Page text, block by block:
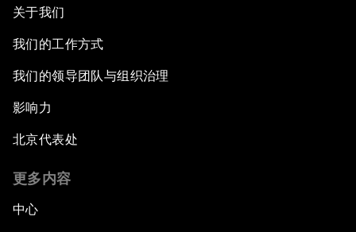
关于我们
我们的工作方式
我们的领导团队与组织治理
影响力
北京代表处
更多内容
中心